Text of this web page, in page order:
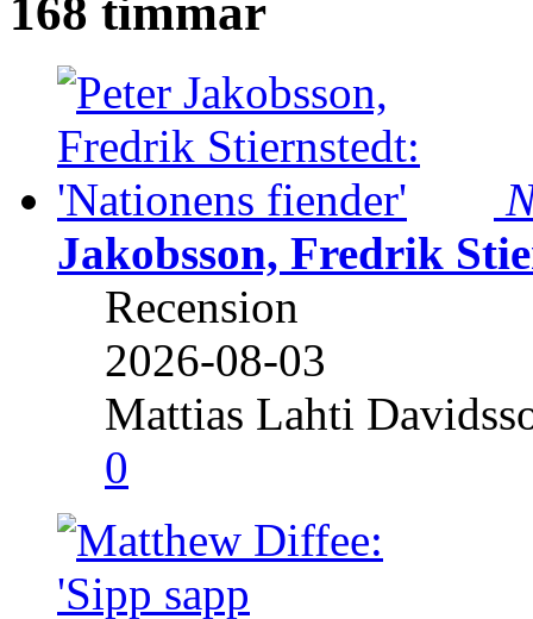
168 timmar
Jakobsson, Fredrik
Recension
2026-08-03
Mattias Lahti
0